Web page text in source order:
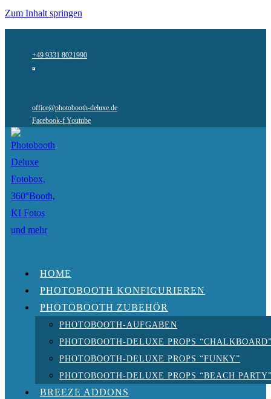
Zum Inhalt springen
+49 9331 8021990
office@photobooth-deluxe.de
Facebook-f Youtube
HOME
PHOTOBOOTH KONFIGURIEREN
PHOTOBOOTH ZUBEHÖR
PHOTOBOOTH-AUFGABEN
PHOTOBOOTH-DELUXE PROPS
PHOTOBOOTH-DELUXE PROPS “FUNKY”
PHOTOBOOTH-DELUXE PROPS “BEACH
BREEZE ADDONS